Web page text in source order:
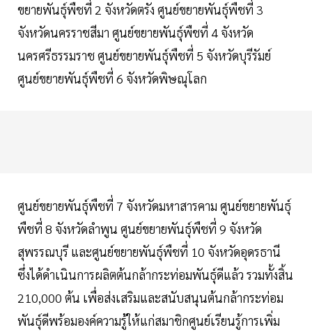
ขยายพันธุ์พืชที่ 2 จังหวัดตรัง ศูนย์ขยายพันธุ์พืชที่ 3
จังหวัดนครราชสีมา ศูนย์ขยายพันธุ์พืชที่ 4 จังหวัด
นครศรีธรรมราช ศูนย์ขยายพันธุ์พืชที่ 5 จังหวัดบุรีรัมย์
ศูนย์ขยายพันธุ์พืชที่ 6 จังหวัดพิษณุโลก
ศูนย์ขยายพันธุ์พืชที่ 7 จังหวัดมหาสารคาม ศูนย์ขยายพันธุ์
พืชที่ 8 จังหวัดลำพูน ศูนย์ขยายพันธุ์พืชที่ 9 จังหวัด
สุพรรณบุรี และศูนย์ขยายพันธุ์พืชที่ 10 จังหวัดอุดรธานี
ซึ่งได้ดำเนินการผลิตต้นกล้ากระท่อมพันธุ์ดีแล้ว รวมทั้งสิ้น
210,000 ต้น เพื่อส่งเสริมและสนับสนุนต้นกล้ากระท่อม
พันธุ์ดีพร้อมองค์ความรู้ให้แก่สมาชิกศูนย์เรียนรู้การเพิ่ม